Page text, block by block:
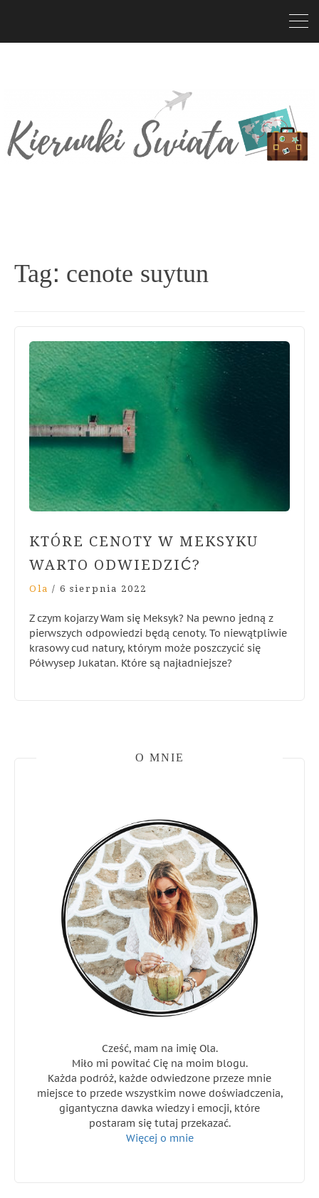
Tag: cenote suytun
KTÓRE CENOTY W MEKSYKU
WARTO ODWIEDZIĆ?
Ola / 6 sierpnia 2022
Z czym kojarzy Wam się Meksyk? Na pewno jedną z
pierwszych odpowiedzi będą cenoty. To niewątpliwie
krasowy cud natury, którym może poszczycić się
Półwysep Jukatan. Które są najładniejsze?
O MNIE
Cześć, mam na imię Ola.
Miło mi powitać Cię na moim blogu.
Każda podróż, każde odwiedzone przeze mnie
miejsce to przede wszystkim nowe doświadczenia,
gigantyczna dawka wiedzy i emocji, które
postaram się tutaj przekazać.
Więcej o mnie